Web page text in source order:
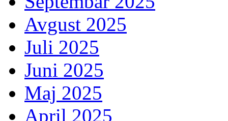
Avgust 2025
Juli 2025
Juni 2025
Maj 2025
April 2025